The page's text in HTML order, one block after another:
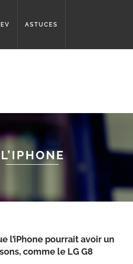
ASTUCES
L’IPHONE
l’iPhone pourrait avoir un
comme le LG G8